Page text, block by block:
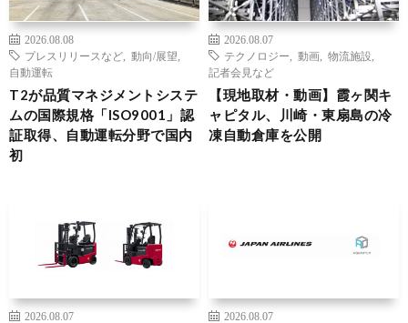
2026.08.08
プレスリリースなど
動向/展望
自動運転
T2が品質マネジメントシステ
ムの国際規格「ISO9001」認
証取得、自動運転分野で国内
初
2026.08.07
テクノロジー
動画 物流施設
記者会見など
【現地取材・動画】霞ヶ関キ
ャピタル、川崎・東扇島の冷
凍自動倉庫を公開
2026.08.07
2026.08.07